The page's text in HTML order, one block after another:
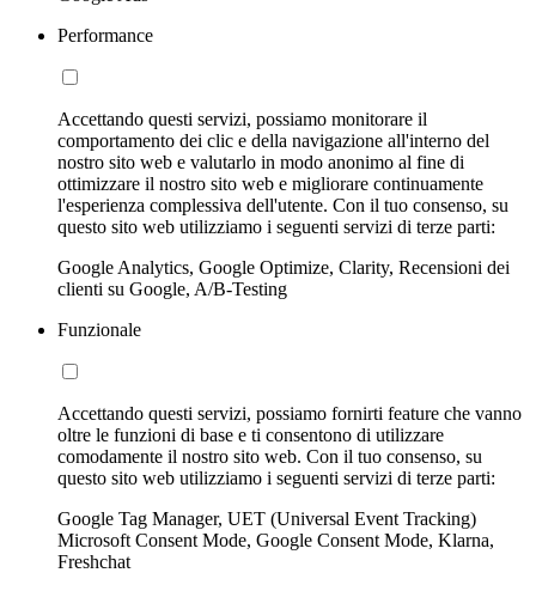
Performance
Accettando questi servizi, possiamo monitorare il
comportamento dei clic e della navigazione all'interno del
nostro sito web e valutarlo in modo anonimo al fine di
ottimizzare il nostro sito web e migliorare continuamente
l'esperienza complessiva dell'utente. Con il tuo consenso, su
questo sito web utilizziamo i seguenti servizi di terze parti:
Google Analytics, Google Optimize, Clarity, Recensioni dei
clienti su Google, A/B-Testing
Funzionale
Accettando questi servizi, possiamo fornirti feature che vanno
oltre le funzioni di base e ti consentono di utilizzare
comodamente il nostro sito web. Con il tuo consenso, su
questo sito web utilizziamo i seguenti servizi di terze parti:
Google Tag Manager, UET (Universal Event Tracking)
Microsoft Consent Mode, Google Consent Mode, Klarna,
Freshchat